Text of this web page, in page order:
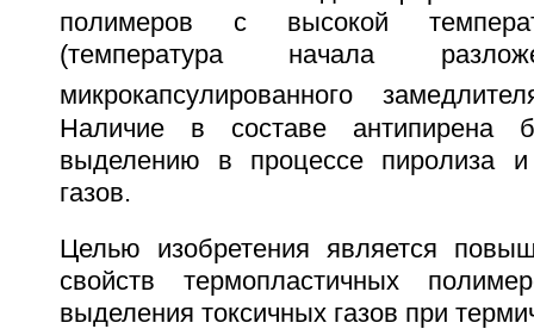
полимеров с высокой
(температура начала
микрокапсулированного
Наличие в составе антипирена
выделению в процессе пиролиза и
газов.
Целью изобретения является
свойств термопластичных
выделения токсичных газов при